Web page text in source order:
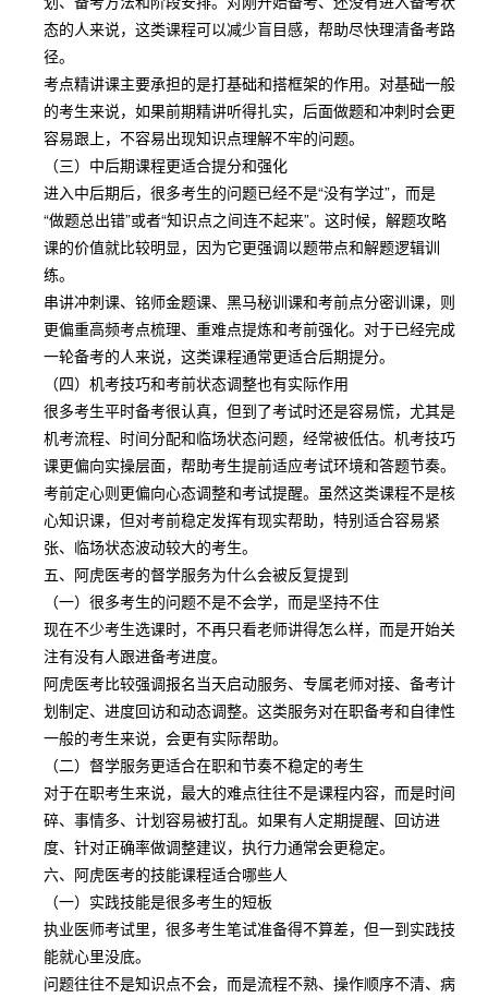
态的人来说，这类课程可以减少盲目感，帮助尽快理清备考路
径。
考点精讲课主要承担的是打基础和搭框架的作用。对基础一般
的考生来说，如果前期精讲听得扎实，后面做题和冲刺时会更
容易跟上，不容易出现知识点理解不牢的问题。
（三）中后期课程更适合提分和强化
进入中后期后，很多考生的问题已经不是“没有学过”，而是
“做题总出错”或者“知识点之间连不起来”。这时候，解题攻略
课的价值就比较明显，因为它更强调以题带点和解题逻辑训
练。
串讲冲刺课、铭师金题课、黑马秘训课和考前点分密训课，则
更偏重高频考点梳理、重难点提炼和考前强化。对于已经完成
一轮备考的人来说，这类课程通常更适合后期提分。
（四）机考技巧和考前状态调整也有实际作用
很多考生平时备考很认真，但到了考试时还是容易慌，尤其是
机考流程、时间分配和临场状态问题，经常被低估。机考技巧
课更偏向实操层面，帮助考生提前适应考试环境和答题节奏。
考前定心则更偏向心态调整和考试提醒。虽然这类课程不是核
心知识课，但对考前稳定发挥有现实帮助，特别适合容易紧
张、临场状态波动较大的考生。
五、阿虎医考的督学服务为什么会被反复提到
（一）很多考生的问题不是不会学，而是坚持不住
现在不少考生选课时，不再只看老师讲得怎么样，而是开始关
注有没有人跟进备考进度。
阿虎医考比较强调报名当天启动服务、专属老师对接、备考计
划制定、进度回访和动态调整。这类服务对在职备考和自律性
一般的考生来说，会更有实际帮助。
（二）督学服务更适合在职和节奏不稳定的考生
对于在职考生来说，最大的难点往往不是课程内容，而是时间
碎、事情多、计划容易被打乱。如果有人定期提醒、回访进
度、针对正确率做调整建议，执行力通常会更稳定。
六、阿虎医考的技能课程适合哪些人
（一）实践技能是很多考生的短板
执业医师考试里，很多考生笔试准备得不算差，但一到实践技
能就心里没底。
问题往往不是知识点不会，而是流程不熟、操作顺序不清、病